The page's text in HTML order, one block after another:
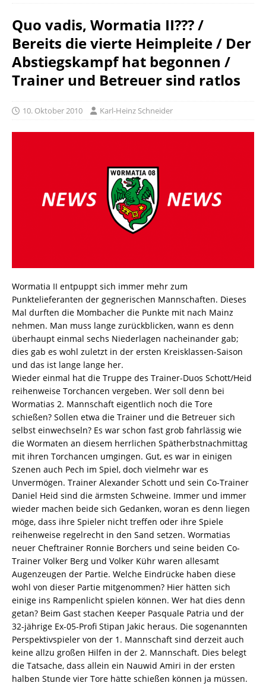
Quo vadis, Wormatia II??? /
Bereits die vierte Heimpleite / Der
Abstiegskampf hat begonnen /
Trainer und Betreuer sind ratlos
10. Oktober 2010 Karl-Heinz Schneider
Wormatia II entpuppt sich immer mehr zum
Punktelieferanten der gegnerischen Mannschaften. Dieses
Mal durften die Mombacher die Punkte mit nach Mainz
nehmen. Man muss lange zurückblicken, wann es denn
überhaupt einmal sechs Niederlagen nacheinander gab;
dies gab es wohl zuletzt in der ersten Kreisklassen-Saison
und das ist lange lange her.
Wieder einmal hat die Truppe des Trainer-Duos Schott/Heid
reihenweise Torchancen vergeben. Wer soll denn bei
Wormatias 2. Mannschaft eigentlich noch die Tore
schießen? Sollen etwa die Trainer und die Betreuer sich
selbst einwechseln? Es war schon fast grob fahrlässig wie
die Wormaten an diesem herrlichen Spätherbstnachmittag
mit ihren Torchancen umgingen. Gut, es war in einigen
Szenen auch Pech im Spiel, doch vielmehr war es
Unvermögen. Trainer Alexander Schott und sein Co-Trainer
Daniel Heid sind die ärmsten Schweine. Immer und immer
wieder machen beide sich Gedanken, woran es denn liegen
möge, dass ihre Spieler nicht treffen oder ihre Spiele
reihenweise regelrecht in den Sand setzen. Wormatias
neuer Cheftrainer Ronnie Borchers und seine beiden Co-
Trainer Volker Berg und Volker Kühr waren allesamt
Augenzeugen der Partie. Welche Eindrücke haben diese
wohl von dieser Partie mitgenommen? Hier hätten sich
einige ins Rampenlicht spielen können. Wer hat dies denn
getan? Beim Gast stachen Keeper Pasquale Patria und der
32-jährige Ex-05-Profi Stipan Jakic heraus. Die sogenannten
Perspektivspieler von der 1. Mannschaft sind derzeit auch
keine allzu großen Hilfen in der 2. Mannschaft. Dies belegt
die Tatsache, dass allein ein Nauwid Amiri in der ersten
halben Stunde vier Tore hätte schießen können ja müssen.